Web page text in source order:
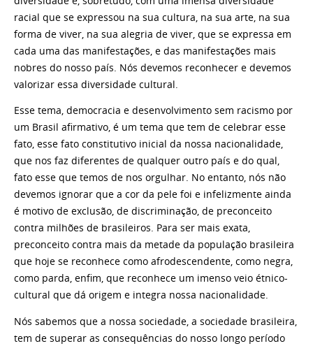
racial que se expressou na sua cultura, na sua arte, na sua
forma de viver, na sua alegria de viver, que se expressa em
cada uma das manifestações, e das manifestações mais
nobres do nosso país. Nós devemos reconhecer e devemos
valorizar essa diversidade cultural.
Esse tema, democracia e desenvolvimento sem racismo por
um Brasil afirmativo, é um tema que tem de celebrar esse
fato, esse fato constitutivo inicial da nossa nacionalidade,
que nos faz diferentes de qualquer outro país e do qual,
fato esse que temos de nos orgulhar. No entanto, nós não
devemos ignorar que a cor da pele foi e infelizmente ainda
é motivo de exclusão, de discriminação, de preconceito
contra milhões de brasileiros. Para ser mais exata,
preconceito contra mais da metade da população brasileira
que hoje se reconhece como afrodescendente, como negra,
como parda, enfim, que reconhece um imenso veio étnico-
cultural que dá origem e integra nossa nacionalidade.
Nós sabemos que a nossa sociedade, a sociedade brasileira,
tem de superar as consequências do nosso longo período